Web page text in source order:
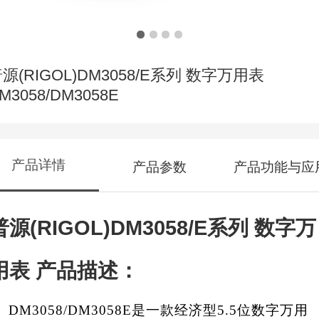
(RIGOL)DM3058/E系列 数字万用表
DM3058E
产品详情 产品参数 产品功能与应
源(RIGOL)DM3058/E系列 数字万
表 产品描述：
DM3058/DM3058E是一款经济型5.5位数字万用